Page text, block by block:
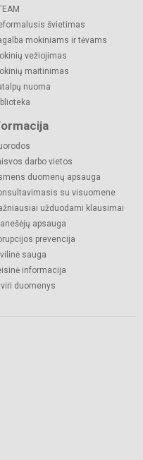
švietimas
mokiniams ir tėvams
vežiojimas
maitinimas
nuoma
darbo vietos
duomenų apsauga
su visuomene
užduodami klausimai
apsauga
prevencija
sauga
informacija
duomenys